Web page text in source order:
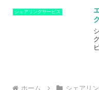
シェアリングサービス
ホーム シェアリ